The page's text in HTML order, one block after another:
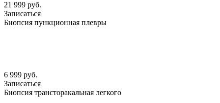
21 999 руб.
Записаться
Биопсия пункционная плевры
6 999 руб.
Записаться
Биопсия трансторакальная легкого